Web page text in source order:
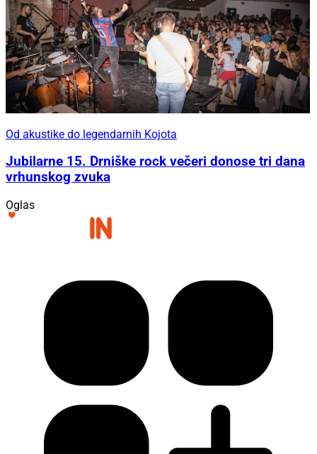
Od akustike do legendarnih Kojota
Jubilarne 15. Drniške rock večeri donose tri dana
vrhunskog zvuka
Oglas